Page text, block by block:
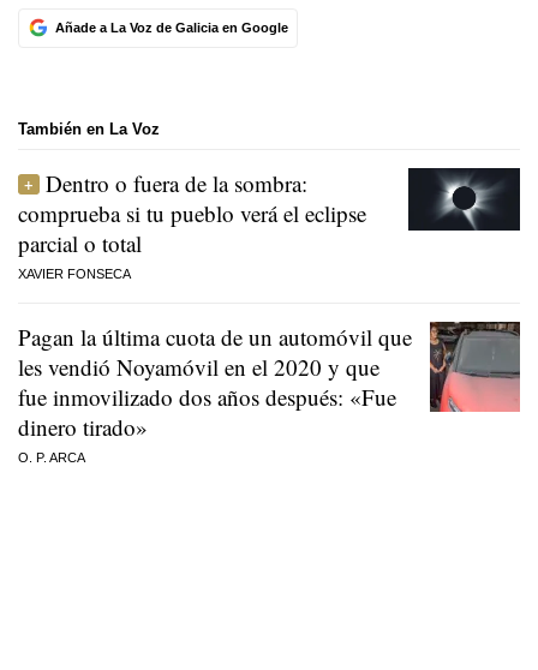
Añade a La Voz de Galicia en Google
También en La Voz
Dentro o fuera de la sombra:
comprueba si tu pueblo verá el eclipse
parcial o total
XAVIER FONSECA
Pagan la última cuota de un automóvil que
les vendió Noyamóvil en el 2020 y que
fue inmovilizado dos años después: «Fue
dinero tirado»
O. P. ARCA